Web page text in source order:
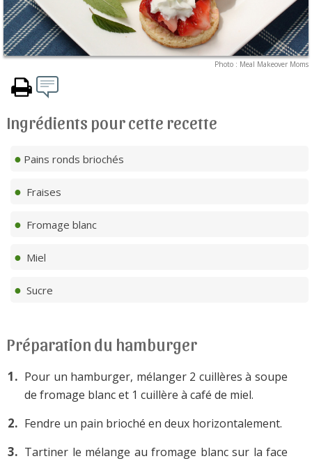
Photo : Meal Makeover Moms
Ingrédients pour cette recette
Pains ronds briochés
Fraises
Fromage blanc
Miel
Sucre
Préparation du hamburger
Pour un hamburger, mélanger 2 cuillères à soupe
de fromage blanc et 1 cuillère à café de miel.
Fendre un pain brioché en deux horizontalement.
Tartiner le mélange au fromage blanc sur la face